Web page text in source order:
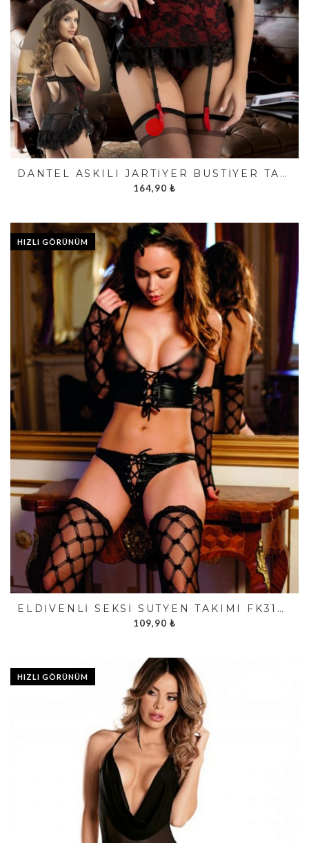
DANTEL ASKILI JARTIYER BÜSTIYER TAKIMI FK3567
164,90 ₺
HIZLI GÖRÜNÜM
ELDIVENLI SEKSI SÜTYEN TAKIMI FK3102
109,90 ₺
HIZLI GÖRÜNÜM